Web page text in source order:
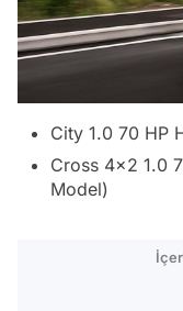
City 1.0 70 HP
Cross 4x2 1.0
Model)